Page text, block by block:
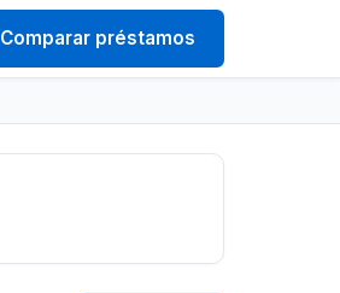
Comparar préstamos